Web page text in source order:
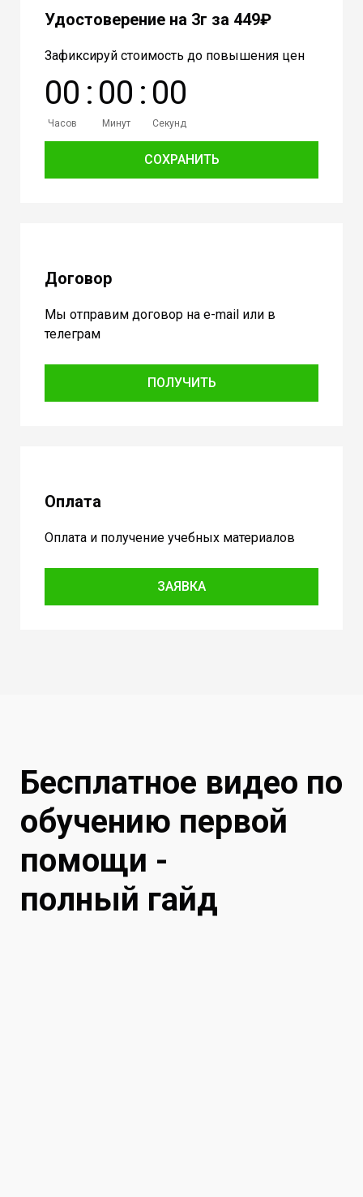
Удостоверение на 3г за 449₽
Зафиксируй стоимость до повышения цен
00
Часов
: 00
Минут
: 00
Секунд
СОХРАНИТЬ
Договор
Мы отправим договор на e-mail или в
телеграм
ПОЛУЧИТЬ
Оплата
Оплата и получение учебных материалов
ЗАЯВКА
Бесплатное видео по
обучению первой
помощи -
полный гайд